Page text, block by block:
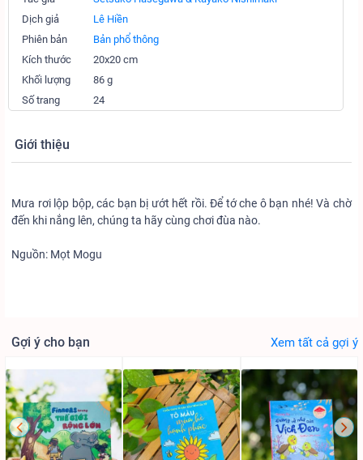
Dịch giả
Lê Hiền
Phiên bản
Bản phổ thông
Kích thước
20x20 cm
Khối lượng
86 g
Số trang
24
Giới thiệu
Mưa rơi lộp bộp, các bạn bị ướt hết rồi. Để tớ che ô bạn nhé! Và chờ
đến khi nắng lên, chúng ta hãy cùng chơi đùa nào.
Nguồn: Mọt Mogu
Gợi ý cho bạn Xem tất cả gợi ý